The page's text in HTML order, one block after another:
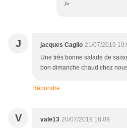
/>
J jacques Caglio 21/07/2019
Une très bonne salade de
bon dimanche chaud chez
Répondre
V vale13 20/07/2019 18:09